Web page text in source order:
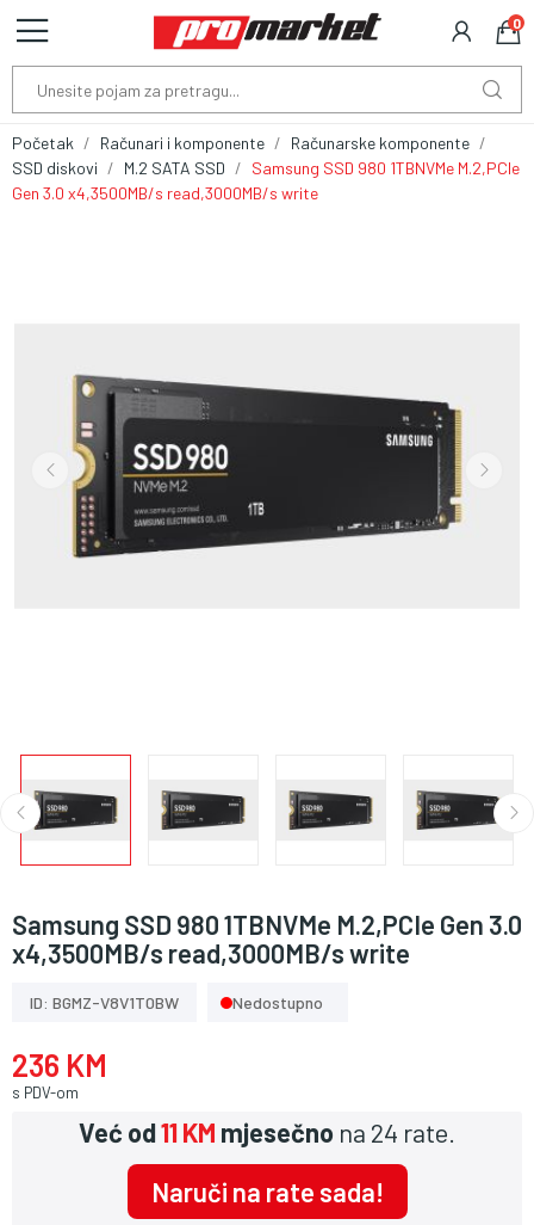
0
Početak Računari i komponente
Računarske komponente
SSD diskovi
M.2 SATA SSD
Samsung SSD 980 1TBNVMe M.2,PCIe
Gen 3.0 x4,3500MB/s read,3000MB/s write
Samsung SSD 980 1TBNVMe M.2,PCIe Gen 3.0
x4,3500MB/s read,3000MB/s write
ID: BGMZ-V8V1T0BW Nedostupno
236 KM
s PDV-om
Već od11 KM mjesečno na 24 rate.
Naruči na rate sada!